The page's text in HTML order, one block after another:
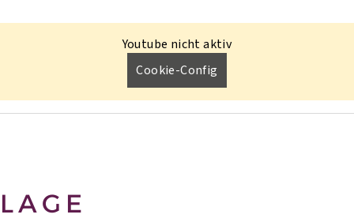
Youtube nicht aktiv
Cookie-Config
LAGE